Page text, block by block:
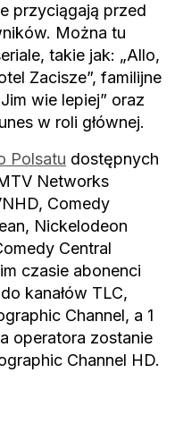
przyciągają przed
Można tu
takie jak: „Allo,
Zacisze”, familijne
wie lepiej” oraz
w roli głównej.
Polsatu dostępnych
Networks
Comedy
Nickelodeon
Central
czasie abonenci
kanałów TLC,
Channel, a 1
operatora zostanie
Channel HD.